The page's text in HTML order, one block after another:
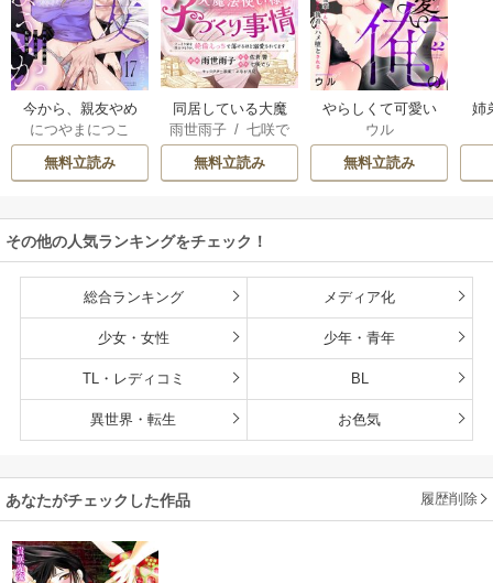
今から、親友やめ
ようか。～腐れ縁
同僚は甘い快楽で
私を壊す～
につやまにつこ
無料立読み
同居している大魔
法使い様の子づく
り事情 こっそり家
を出るつもりが、
るほど溺愛されて
ます
雨世雨子 /七咲で
佐倉響 /
が月見
無料立読み
やらしくて可愛い
俺の凛ちゃん。～
隣人後輩くんのイ
キすぎた執着にハ
ウル
無料立読み
姉
その他の人気ランキングをチェック！
総合ランキング メディア化
少女・女性 少年・青年
TL・レディコミ BL
異世界・転生 お色気
あなたがチェックした作品 履歴削除